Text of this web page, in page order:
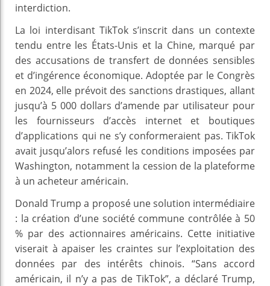
interdiction.
La loi interdisant TikTok s’inscrit dans un contexte
tendu entre les États-Unis et la Chine, marqué par
des accusations de transfert de données sensibles
et d’ingérence économique. Adoptée par le Congrès
en 2024, elle prévoit des sanctions drastiques, allant
jusqu’à 5 000 dollars d’amende par utilisateur pour
les fournisseurs d’accès internet et boutiques
d’applications qui ne s’y conformeraient pas. TikTok
avait jusqu’alors refusé les conditions imposées par
Washington, notamment la cession de la plateforme
à un acheteur américain.
Donald Trump a proposé une solution intermédiaire
: la création d’une société commune contrôlée à 50
% par des actionnaires américains. Cette initiative
viserait à apaiser les craintes sur l’exploitation des
données par des intérêts chinois. “Sans accord
américain, il n’y a pas de TikTok”, a déclaré Trump,